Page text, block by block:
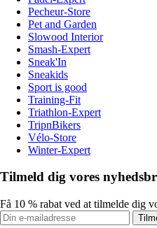
Pecheur-Store
Pet and Garden
Slowood Interior
Smash-Expert
Sneak'In
Sneakids
Sport is good
Training-Fit
Triathlon-Expert
TripnBikers
Vélo-Store
Winter-Expert
Tilmeld dig vores
Få 10 % rabat ved at tilmelde dig